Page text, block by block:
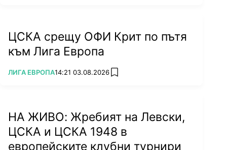
ЦСКА срещу ОФИ Крит по пътя
към Лига Европа
ПОВЕЧЕ ОТ
ЛИГА ЕВРОПА14:21 03.08.2026 add favorites
НА ЖИВО: Жребият на Левски,
ЦСКА и ЦСКА 1948 в
европейските клубни турнири